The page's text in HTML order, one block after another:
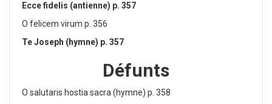
Ecce fidelis (antienne) p. 357
O felicem virum p. 356
Te Joseph (hymne) p. 357
Défunts
O salutaris hostia sacra (hymne) p. 358